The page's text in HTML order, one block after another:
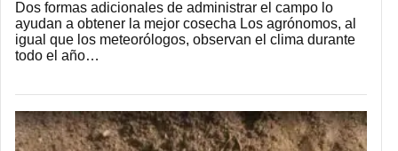
Dos formas adicionales de administrar el campo lo
ayudan a obtener la mejor cosecha Los agrónomos, al
igual que los meteorólogos, observan el clima durante
todo el año…